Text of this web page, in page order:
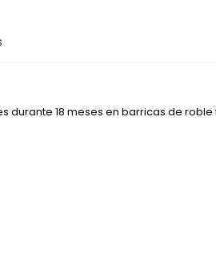
durante 18 meses en barricas de